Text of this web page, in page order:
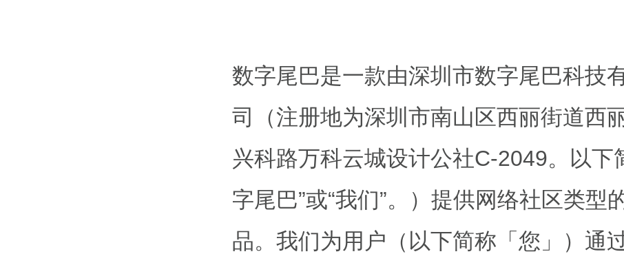
数字尾巴是一款由深圳市数字尾巴科技
司（注册地为深圳市南山区西丽街道西
兴科路万科云城设计公社C-2049。以下
字尾巴”或“我们”。）提供网络社区类型
品。我们为用户（以下简称「您」）通